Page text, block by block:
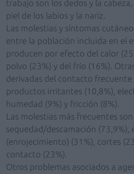
trabajo son los dedos y la
piel de los labios y la nariz.
Las molestias y síntomas
entre la población incluida en el
producen por efecto del calor
polvo (23%) y del frío (16%).
derivadas del contacto frecuente
productos irritantes (10,8%),
humedad (9%) y fricción (8%).
Las molestias más frecuentes son
sequedad/descamación (73,9%),
(enrojecimiento) (31%), cortes
contacto (23%).
Otros problemas asociados a